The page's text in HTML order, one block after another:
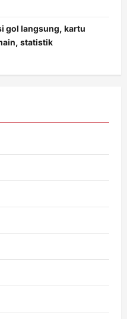
gol langsung, kartu
statistik